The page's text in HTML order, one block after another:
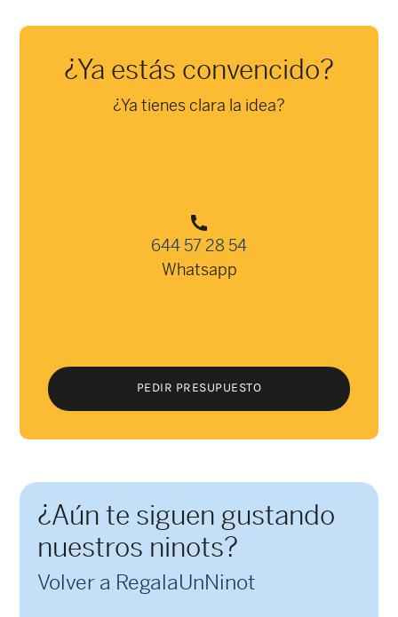
¿Ya estás convencido?
¿Ya tienes clara la idea?
644 57 28 54
Whatsapp
PEDIR PRESUPUESTO
PEDIR PRESUPUESTO
¿Aún te siguen gustando
nuestros ninots?
Volver a RegalaUnNinot